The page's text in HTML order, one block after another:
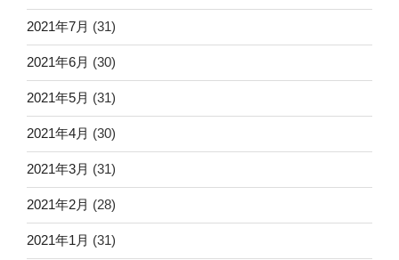
2021年7月 (31)
2021年6月 (30)
2021年5月 (31)
2021年4月 (30)
2021年3月 (31)
2021年2月 (28)
2021年1月 (31)